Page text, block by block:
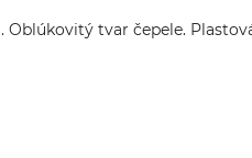
tvar čepele.